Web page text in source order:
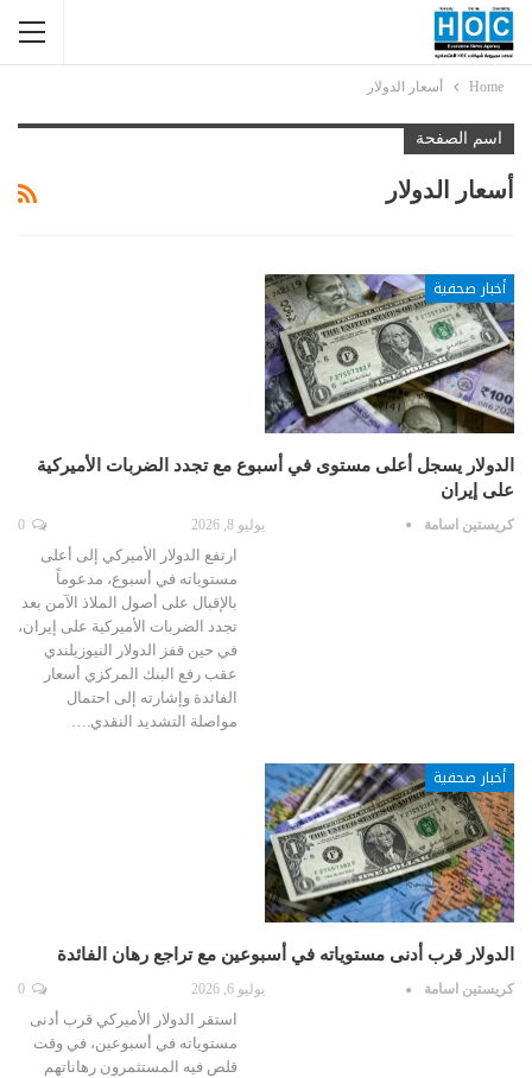
Home أسعار الدولار
اسم الصفحة
أسعار الدولار
أخبار صحفية
الدولار يسجل أعلى مستوى في أسبوع مع تجدد الضربات الأميركية
على إيران
كريستين اسامة يوليو 8, 2026
ارتفع الدولار الأميركي إلى أعلى
مستوياته في أسبوع، مدعوماً
بالإقبال على أصول الملاذ الآمن بعد
تجدد الضربات الأميركية على إيران،
في حين قفز الدولار النيوزيلندي
عقب رفع البنك المركزي أسعار
الفائدة وإشارته إلى احتمال
مواصلة التشديد النقدي.…
أخبار صحفية
الدولار قرب أدنى مستوياته في أسبوعين مع تراجع رهان الفائدة
كريستين اسامة يوليو 6, 2026
استقر الدولار الأميركي قرب أدنى
مستوياته في أسبوعين، في وقت
قلص فيه المستثمرون رهاناتهم